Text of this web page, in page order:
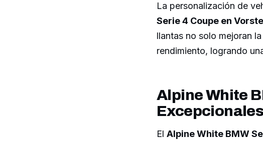
La personalización de
Serie 4 Coupe en
llantas no solo mejoran
rendimiento, logrando
Alpine White
Excepcionales
El Alpine White BMW